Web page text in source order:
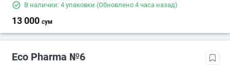
В наличии: 4 упаковки (Обновлено 4 часа назад)
13 000 сум
Eco Pharma №6